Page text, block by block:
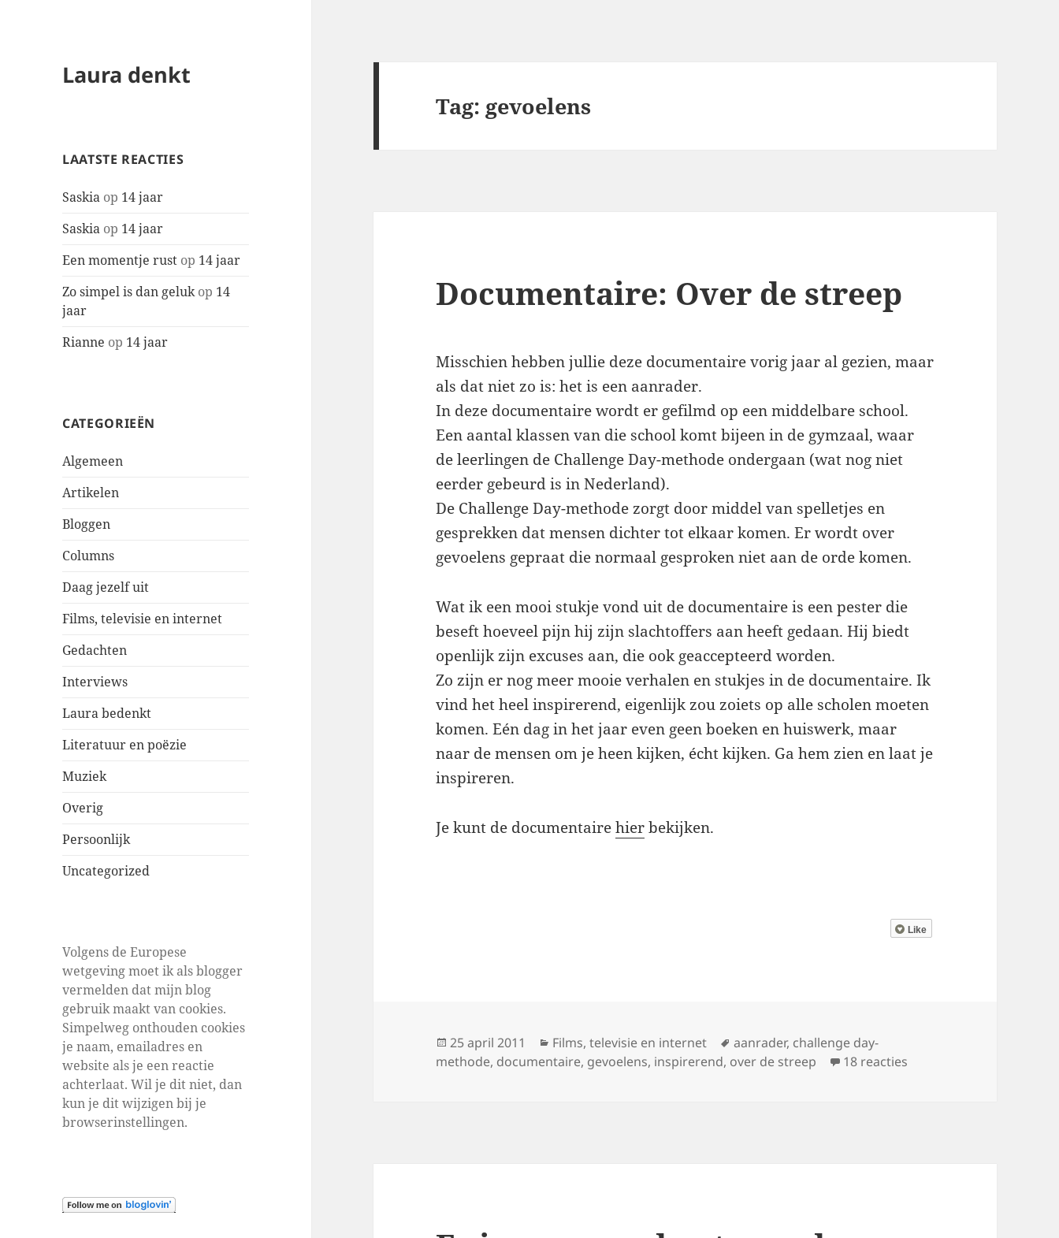
Laura denkt
LAATSTE REACTIES
Saskia op 14 jaar
Saskia op 14 jaar
Een momentje rust op 14 jaar
Zo simpel is dan gelukop 14
jaar
Rianne op 14 jaar
CATEGORIEËN
Algemeen
Artikelen
Bloggen
Columns
Daag jezelf uit
Films, televisie en internet
Gedachten
Interviews
Laura bedenkt
Literatuur en poëzie
Muziek
Overig
Persoonlijk
Uncategorized
Volgens de Europese
wetgeving moet ik als blogger
vermelden dat mijn blog
gebruik maakt van cookies.
Simpelweg onthouden cookies
je naam, emailadres en
website als je een reactie
achterlaat. Wil je dit niet, dan
kun je dit wijzigen bij je
browserinstellingen.
Tag: gevoelens
Documentaire: Over de streep
Misschien hebben jullie deze documentaire vorig jaar al gezien, maar
als dat niet zo is: het is een aanrader.
In deze documentaire wordt er gefilmd op een middelbare school.
Een aantal klassen van die school komt bijeen in de gymzaal, waar
de leerlingen de Challenge Day-methode ondergaan (wat nog niet
eerder gebeurd is in Nederland).
De Challenge Day-methode zorgt door middel van spelletjes en
gesprekken dat mensen dichter tot elkaar komen. Er wordt over
gevoelens gepraat die normaal gesproken niet aan de orde komen.
Wat ik een mooi stukje vond uit de documentaire is een pester die
beseft hoeveel pijn hij zijn slachtoffers aan heeft gedaan. Hij biedt
openlijk zijn excuses aan, die ook geaccepteerd worden.
Zo zijn er nog meer mooie verhalen en stukjes in de documentaire. Ik
vind het heel inspirerend, eigenlijk zou zoiets op alle scholen moeten
komen. Eén dag in het jaar even geen boeken en huiswerk, maar
naar de mensen om je heen kijken, écht kijken. Ga hem zien en laat je
inspireren.
Je kunt de documentairehierbekijken.
Like
Geplaatst
op
25 april 2011 Categorieën
Films, televisie en internet Tags
aanrader, challenge day-
methode, documentaire, gevoelens, inspirerend, over de streep 18 reacties